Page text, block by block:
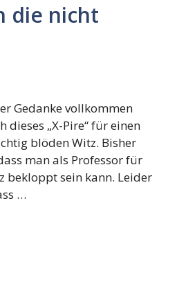
die nicht
Gedanke vollkommen
dieses „X-Pire“ für einen
blöden Witz. Bisher
man als Professor für
bekloppt sein kann. Leider
…